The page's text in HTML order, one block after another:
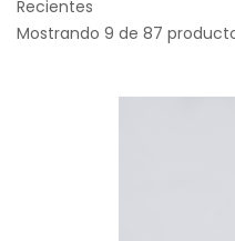
Mostrando 9 de 87